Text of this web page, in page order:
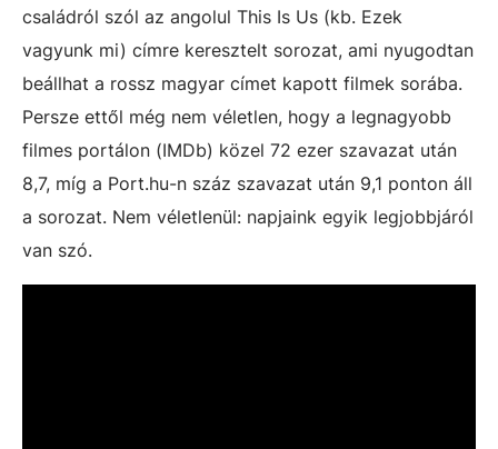
családról szól az angolul This Is Us (kb. Ezek
vagyunk mi) címre keresztelt sorozat, ami nyugodtan
beállhat a rossz magyar címet kapott filmek sorába.
Persze ettől még nem véletlen, hogy a legnagyobb
filmes portálon (IMDb) közel 72 ezer szavazat után
8,7, míg a Port.hu-n száz szavazat után 9,1 ponton áll
a sorozat. Nem véletlenül: napjaink egyik legjobbjáról
van szó.